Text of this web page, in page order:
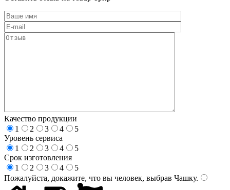
Качество продукции
1
2 3 4
5
Уровень сервиса
1
2 3 4
5
Срок изготовления
1
2 3 4
5
Пожалуйста, докажите, что вы человек, выбрав Чашку.